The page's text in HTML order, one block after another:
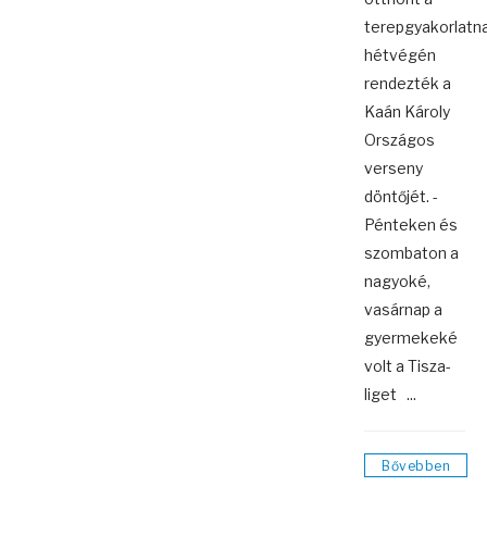
hétvégén
rendezték a
Kaán Károly
Országos
verseny
döntőjét. -
Pénteken és
szombaton a
nagyoké,
vasárnap a
gyermekeké
volt a Tisza-
liget ...
Bővebben